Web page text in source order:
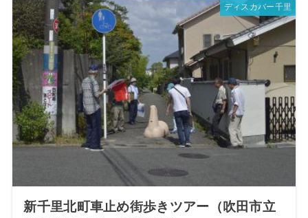
ディスカバー千里
新千里北町車止め街歩きツアー（吹田市立